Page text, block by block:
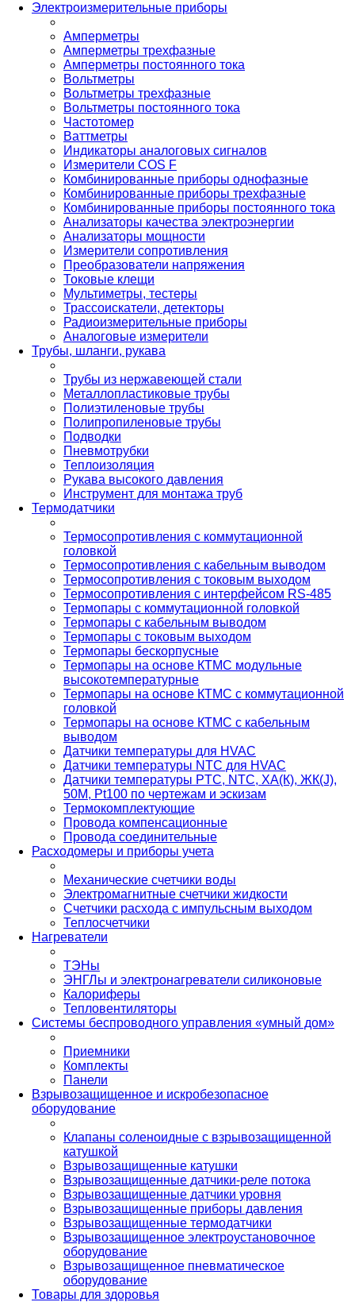
Электроизмерительные приборы
Амперметры
Амперметры трехфазные
Амперметры постоянного тока
Вольтметры
Вольтметры трехфазные
Вольтметры постоянного тока
Частотомер
Ваттметры
Индикаторы аналоговых сигналов
Измерители COS F
Комбинированные приборы однофазные
Комбинированные приборы трехфазные
Комбинированные приборы постоянного тока
Анализаторы качества электроэнергии
Анализаторы мощности
Измерители сопротивления
Преобразователи напряжения
Токовые клещи
Мультиметры, тестеры
Трассоискатели, детекторы
Радиоизмерительные приборы
Аналоговые измерители
Трубы, шланги, рукава
Трубы из нержавеющей стали
Металлопластиковые трубы
Полиэтиленовые трубы
Полипропиленовые трубы
Подводки
Пневмотрубки
Теплоизоляция
Рукава высокого давления
Инструмент для монтажа труб
Термодатчики
Термосопротивления с коммутационной
головкой
Термосопротивления с кабельным выводом
Термосопротивления с токовым выходом
Термосопротивления с интерфейсом RS-485
Термопары с коммутационной головкой
Термопары с кабельным выводом
Термопары с токовым выходом
Термопары бескорпусные
Термопары на основе КТМС модульные
высокотемпературные
Термопары на основе КТМС с коммутационной
головкой
Термопары на основе КТМС с кабельным
выводом
Датчики температуры для HVAC
Датчики температуры NTC для HVAC
Датчики температуры PTС, NTC, ХА(К), ЖК(J),
50М, Pt100 по чертежам и эскизам
Термокомплектующие
Провода компенсационные
Провода соединительные
Расходомеры и приборы учета
Механические счетчики воды
Электромагнитные счетчики жидкости
Счетчики расхода с импульсным выходом
Теплосчетчики
Нагреватели
ТЭНы
ЭНГЛы и электронагреватели силиконовые
Калориферы
Тепловентиляторы
Системы беспроводного управления «умный дом»
Приемники
Комплекты
Панели
Взрывозащищенное и искробезопасное
оборудование
Клапаны соленоидные с взрывозащищенной
катушкой
Взрывозащищенные катушки
Взрывозащищенные датчики-реле потока
Взрывозащищенные датчики уровня
Взрывозащищенные приборы давления
Взрывозащищенные термодатчики
Взрывозащищенное электроустановочное
оборудование
Взрывозащищенное пневматическое
оборудование
Товары для здоровья